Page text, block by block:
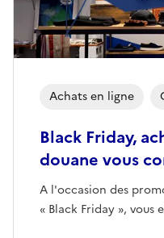
Achats en ligne
Black Friday,
douane vous
A l'occasion des
« Black Friday »,